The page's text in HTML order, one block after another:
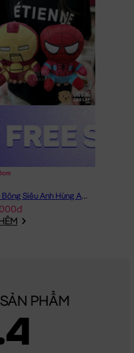
Gấu Bông Siêu Anh Hùng Avenger Nhí
PHẨM